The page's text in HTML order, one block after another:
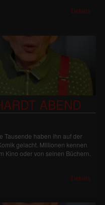
Details
ABEND
Tausende haben ihn auf der
gelacht. Millionen kennen
Kino oder von seinen Büchern.
Details